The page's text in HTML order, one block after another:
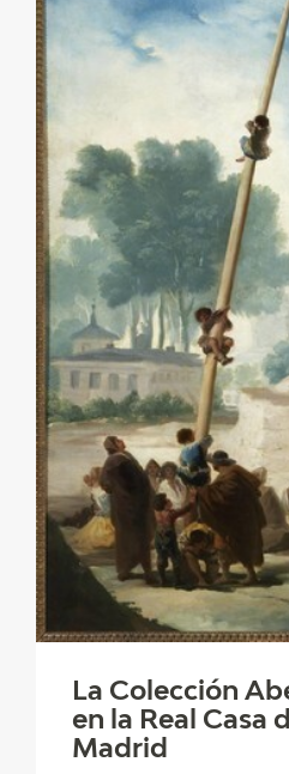
La Colección
en la Real Casa
Madrid